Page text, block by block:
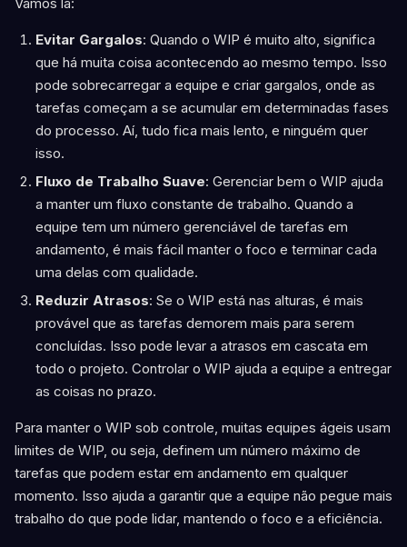
Vamos lá:
Evitar Gargalos: Quando o WIP é muito alto, significa
que há muita coisa acontecendo ao mesmo tempo. Isso
pode sobrecarregar a equipe e criar gargalos, onde as
tarefas começam a se acumular em determinadas fases
do processo. Aí, tudo fica mais lento, e ninguém quer
isso.
Fluxo de Trabalho Suave: Gerenciar bem o WIP ajuda
a manter um fluxo constante de trabalho. Quando a
equipe tem um número gerenciável de tarefas em
andamento, é mais fácil manter o foco e terminar cada
uma delas com qualidade.
Reduzir Atrasos: Se o WIP está nas alturas, é mais
provável que as tarefas demorem mais para serem
concluídas. Isso pode levar a atrasos em cascata em
todo o projeto. Controlar o WIP ajuda a equipe a entregar
as coisas no prazo.
Para manter o WIP sob controle, muitas equipes ágeis usam
limites de WIP, ou seja, definem um número máximo de
tarefas que podem estar em andamento em qualquer
momento. Isso ajuda a garantir que a equipe não pegue mais
trabalho do que pode lidar, mantendo o foco e a eficiência.